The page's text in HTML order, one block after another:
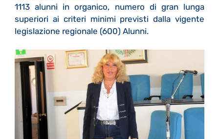
1113 alunni in organico, numero di gran lunga
superiori ai criteri minimi previsti dalla vigente
legislazione regionale (600) Alunni.